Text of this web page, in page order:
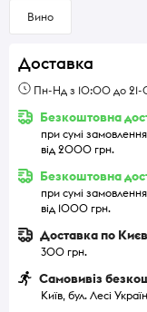
Вино
Доставка
Пн-Нд з 10:00 до
Безкоштовна
при сумі
від 2000 грн.
Безкоштовна
при сумі
від 1000 грн.
Доставка по
300 грн.
Самовивіз
Київ, бул. Лесі